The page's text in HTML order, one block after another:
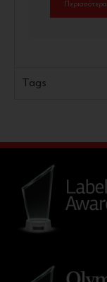
Περισσότερα
Tags